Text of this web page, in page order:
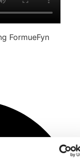
FormueFyn